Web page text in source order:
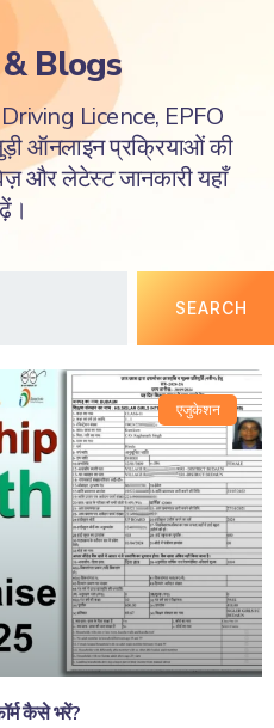
Blogs
Licence, EPFO
ऑनलाइन प्रक्रियाओं की
और लेटेस्ट जानकारी यहाँ
SEARCH
एजुकेशन
कैसे भरें?